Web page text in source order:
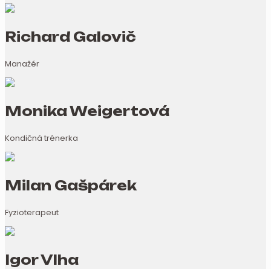
Richard Galovič
Manažér
Monika Weigertová
Kondičná trénerka
Milan Gašpárek
Fyzioterapeut
Igor Vlha